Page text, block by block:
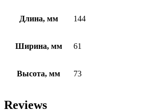
Длина, мм 144
Ширина, мм 61
Высота, мм 73
Reviews